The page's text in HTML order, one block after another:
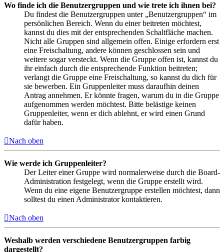
Wo finde ich die Benutzergruppen und wie trete ich ihnen bei?
Du findest die Benutzergruppen unter „Benutzergruppen“ im
persönlichen Bereich. Wenn du einer beitreten möchtest,
kannst du dies mit der entsprechenden Schaltfläche machen.
Nicht alle Gruppen sind allgemein offen. Einige erfordern erst
eine Freischaltung, andere können geschlossen sein und
weitere sogar versteckt. Wenn die Gruppe offen ist, kannst du
ihr einfach durch die entsprechende Funktion beitreten;
verlangt die Gruppe eine Freischaltung, so kannst du dich für
sie bewerben. Ein Gruppenleiter muss daraufhin deinen
Antrag annehmen. Er könnte fragen, warum du in die Gruppe
aufgenommen werden möchtest. Bitte belästige keinen
Gruppenleiter, wenn er dich ablehnt, er wird einen Grund
dafür haben.
Nach oben
Wie werde ich Gruppenleiter?
Der Leiter einer Gruppe wird normalerweise durch die Board-
Administration festgelegt, wenn die Gruppe erstellt wird.
Wenn du eine eigene Benutzergruppe erstellen möchtest, dann
solltest du einen Administrator kontaktieren.
Nach oben
Weshalb werden verschiedene Benutzergruppen farbig
dargestellt?